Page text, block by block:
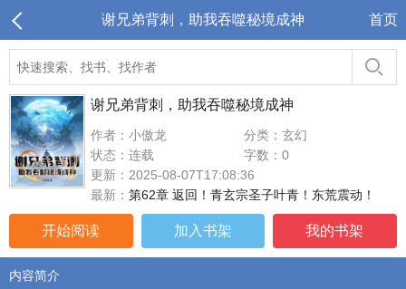
谢兄弟背刺，助我吞噬秘境成神 首页
谢兄弟背刺，助我吞噬秘境成神
作者：小傲龙
分类：玄幻
状态：连载
字数：0
更新：2025-08-07T17:08:36
最新： 第62章 返回！青玄宗圣子叶青！东荒震动！
开始阅读 加入书架 我的书架
内容简介